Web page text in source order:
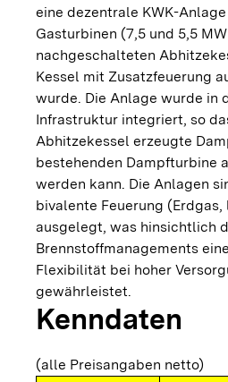
eine dezentrale KWK-
Gasturbinen (7,5 und 5,5 MW
nachgeschalteten
Kessel mit Zusatzfeuerung
wurde. Die Anlage wurde in
Infrastruktur integriert, so
Abhitzekessel erzeugte
bestehenden Dampfturbine
werden kann. Die Anlagen
bivalente Feuerung
ausgelegt, was hinsichtlich
Brennstoffmanagements
Flexibilität bei hoher
gewährleistet.
Kenndaten
(alle Preisangaben netto)